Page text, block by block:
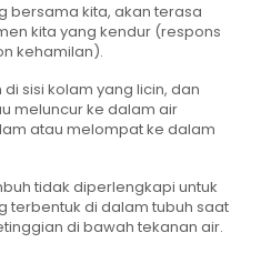
bersama kita, akan terasa
kita yang kendur (respons
kehamilan).
sisi kolam yang licin, dan
meluncur ke dalam air
atau melompat ke dalam
tidak diperlengkapi untuk
terbentuk di dalam tubuh saat
di bawah tekanan air.